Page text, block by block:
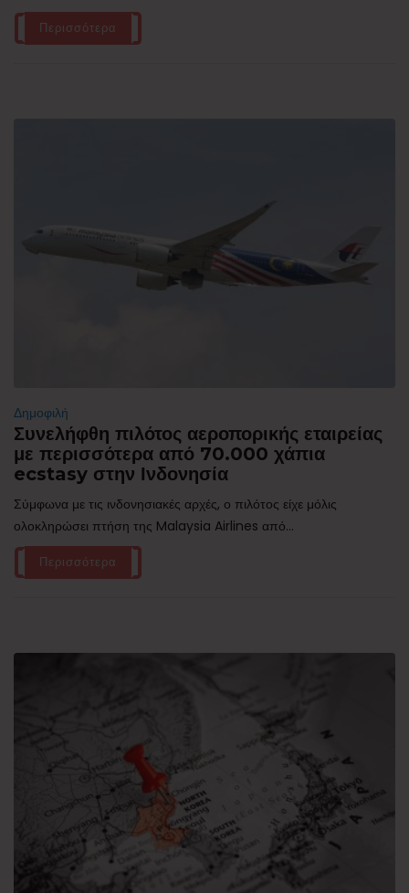
Περισσότερα
Δημοφιλή
Συνελήφθη πιλότος αεροπορικής εταιρείας
με περισσότερα από 70.000 χάπια
ecstasy στην Ινδονησία
Σύμφωνα με τις ινδονησιακές αρχές, ο πιλότος είχε μόλις
ολοκληρώσει πτήση της Malaysia Airlines από...
Περισσότερα